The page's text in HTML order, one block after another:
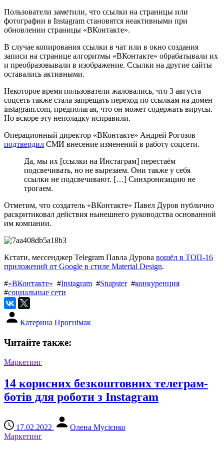
Пользователи заметили, что ссылки на страницы или
фотографии в Instagram становятся неактивными при
обновлении страницы «ВКонтакте».
В случае копирования ссылки в чат или в окно создания
записи на странице алгоритмы «ВКонтакте» обрабатывали их
и преобразовывали в изображение. Ссылки на другие сайты
оставались активными.
Некоторое время пользователи жаловались, что 3 августа
соцсеть также стала запрещать переход по ссылкам на домен
instagram.com, предполагая, что он может содержать вирусы.
Но вскоре эту неполадку исправили.
Операционный директор «ВКонтакте» Андрей Рогозов
подтвердил СМИ внесение изменений в работу соцсети.
Да, мы их [ссылки на Инстаграм] перестаём
подсвечивать, но не вырезаем. Они также у себя
ссылки не подсвечивают. […] Синхронизацию не
трогаем.
Отметим, что создатель «ВКонтакте» Павел Дуров публично
раскритиковал действия нынешнего руководства основанной
им компании.
Кстати, мессенджер Telegram Павла Дурова вошёл в ТОП-16
приложений от Google в стиле Material Design.
#«ВКонтакте» #Instagram #Snapster#конкуренция
#социальные сети
Катерина Прогнімак
Читайте также:
Маркетинг
14 корисних безкоштовних телеграм-
ботів для роботи з Instagram
17.02.2022
Олена Мусієнко
Маркетинг